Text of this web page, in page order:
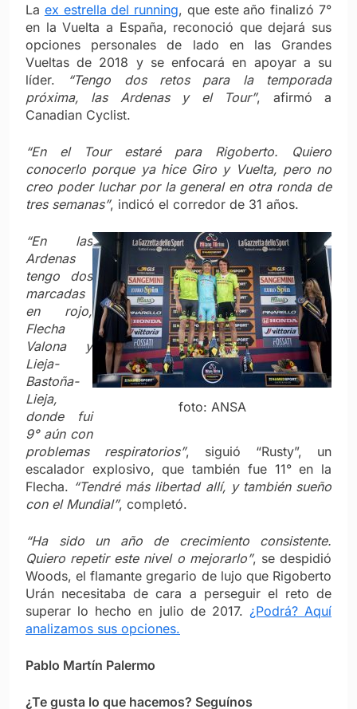
La ex estrella del running, que este año finalizó 7°
en la Vuelta a España, reconoció que dejará sus
opciones personales de lado en las Grandes
Vueltas de 2018 y se enfocará en apoyar a su
líder.
“Tengo dos retos para la temporada
próxima, las Ardenas y el Tour”, afirmó a
Canadian Cyclist.
“En el Tour estaré para Rigoberto. Quiero
conocerlo porque ya hice Giro y Vuelta, pero no
creo poder luchar por la general en otra ronda de
tres semanas”, indicó el corredor de 31 años.
foto: ANSA
“En las
Ardenas
tengo dos
marcadas
en rojo,
Flecha
Valona y
Lieja-
Bastoña-
Lieja,
donde fui
9° aún con
problemas respiratorios”, siguió “Rusty”, un
escalador explosivo, que también fue 11° en la
Flecha. “Tendré más libertad allí, y también sueño
con el Mundial”, completó.
“Ha sido un año de crecimiento consistente.
Quiero repetir este nivel o mejorarlo”, se despidió
Woods, el flamante gregario de lujo que Rigoberto
Urán necesitaba de cara a perseguir el reto de
superar lo hecho en julio de 2017. ¿Podrá? Aquí
analizamos sus opciones.
Pablo Martín Palermo
¿Te gusta lo que hacemos? Seguínos